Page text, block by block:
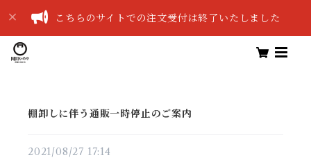
こちらのサイトでの注文受付は終了いたしました
棚卸しに伴う通販一時停止のご案内
2021/08/27 17:14